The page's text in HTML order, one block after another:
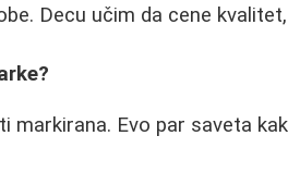
Decu učim da cene kvalitet,
markirana. Evo par saveta